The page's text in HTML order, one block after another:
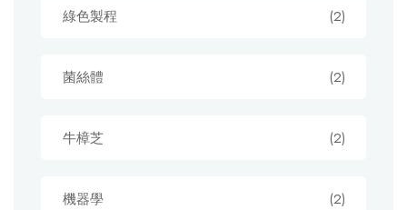
綠色製程 (2)
菌絲體 (2)
牛樟芝 (2)
機器學 (2)